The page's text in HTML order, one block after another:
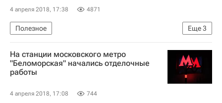
4 апреля 2018, 17:38 4871
Еще3
Полезное
Оформление собственности и купля-продажа - Вопрос-ответ - Полезное
Вопрос-ответ – РИА Недвижимость
На станции московского метро
"Беломорская" начались отделочные
работы
4 апреля 2018, 17:08 744